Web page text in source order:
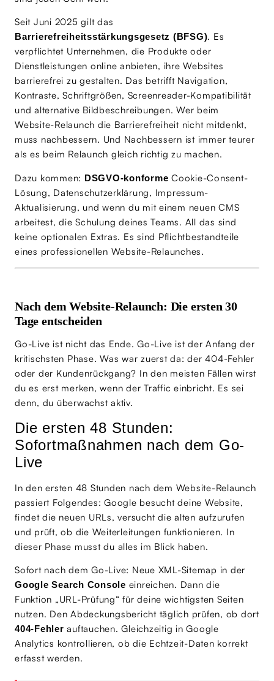
Seit Juni 2025 gilt das
Barrierefreiheitsstärkungsgesetz (BFSG). Es
verpflichtet Unternehmen, die Produkte oder
Dienstleistungen online anbieten, ihre Websites
barrierefrei zu gestalten. Das betrifft Navigation,
Kontraste, Schriftgrößen, Screenreader-Kompatibilität
und alternative Bildbeschreibungen. Wer beim
Website-Relaunch die Barrierefreiheit nicht mitdenkt,
muss nachbessern. Und Nachbessern ist immer teurer
als es beim Relaunch gleich richtig zu machen.
Dazu kommen: DSGVO-konforme Cookie-Consent-
Lösung, Datenschutzerklärung, Impressum-
Aktualisierung, und wenn du mit einem neuen CMS
arbeitest, die Schulung deines Teams. All das sind
keine optionalen Extras. Es sind Pflichtbestandteile
eines professionellen Website-Relaunches.
Nach dem Website-Relaunch: Die ersten 30
Tage entscheiden
Go-Live ist nicht das Ende. Go-Live ist der Anfang der
kritischsten Phase. Was war zuerst da: der 404-Fehler
oder der Kundenrückgang? In den meisten Fällen wirst
du es erst merken, wenn der Traffic einbricht. Es sei
denn, du überwachst aktiv.
Die ersten 48 Stunden:
Sofortmaßnahmen nach dem Go-
Live
In den ersten 48 Stunden nach dem Website-Relaunch
passiert Folgendes: Google besucht deine Website,
findet die neuen URLs, versucht die alten aufzurufen
und prüft, ob die Weiterleitungen funktionieren. In
dieser Phase musst du alles im Blick haben.
Sofort nach dem Go-Live: Neue XML-Sitemap in der
Google Search Console einreichen. Dann die
Funktion „URL-Prüfung“ für deine wichtigsten Seiten
nutzen. Den Abdeckungsbericht täglich prüfen, ob dort
404-Fehler auftauchen. Gleichzeitig in Google
Analytics kontrollieren, ob die Echtzeit-Daten korrekt
erfasst werden.